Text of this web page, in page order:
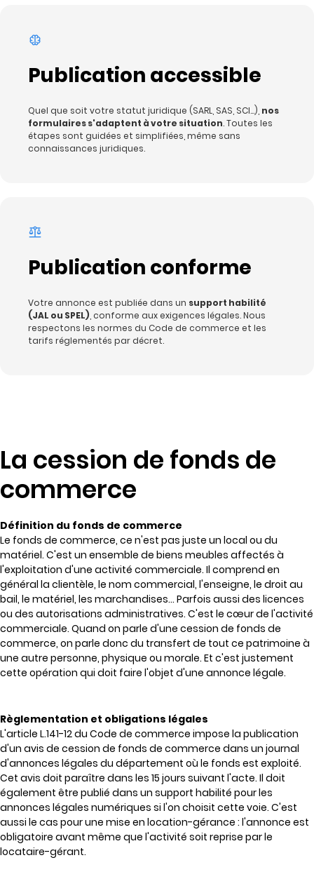
Publication accessible
Quel que soit votre statut juridique (SARL, SAS, SCI…), nos
formulaires s'adaptent à votre situation. Toutes les
étapes sont guidées et simplifiées, même sans
connaissances juridiques.
Publication conforme
Votre annonce est publiée dans un support habilité
(JAL ou SPEL) , conforme aux exigences légales. Nous
respectons les normes du Code de commerce et les
tarifs réglementés par décret.
La cession de fonds de
commerce
Définition du fonds de commerce
Le fonds de commerce, ce n'est pas juste un local ou du
matériel. C'est un ensemble de biens meubles affectés à
l'exploitation d'une activité commerciale. Il comprend en
général la clientèle, le nom commercial, l'enseigne, le droit au
bail, le matériel, les marchandises... Parfois aussi des licences
ou des autorisations administratives. C'est le cœur de l'activité
commerciale. Quand on parle d'une cession de fonds de
commerce, on parle donc du transfert de tout ce patrimoine à
une autre personne, physique ou morale. Et c'est justement
cette opération qui doit faire l'objet d'une annonce légale.
Règlementation et obligations légales
L'article L.141-12 du Code de commerce impose la publication
d'un avis de cession de fonds de commerce dans un journal
d'annonces légales du département où le fonds est exploité.
Cet avis doit paraître dans les 15 jours suivant l'acte. Il doit
également être publié dans un support habilité pour les
annonces légales numériques si l'on choisit cette voie. C'est
aussi le cas pour une mise en location-gérance : l'annonce est
obligatoire avant même que l'activité soit reprise par le
locataire-gérant.